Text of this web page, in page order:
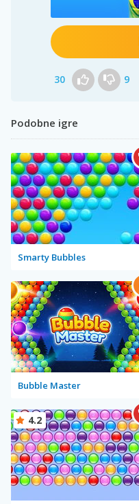
30 9
Podobne igre
Smarty Bubbles
Bubble Master
4.2